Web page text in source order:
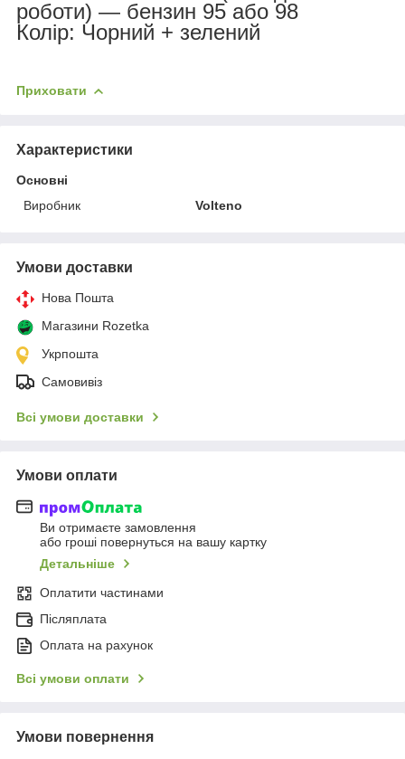
роботи) — бензин 95 або 98
Колір: Чорний + зелений
Приховати
Характеристики
Основні
Виробник
Volteno
Умови доставки
Нова Пошта
Магазини Rozetka
Укрпошта
Самовивіз
Всі умови доставки
Умови оплати
Ви отримаєте замовлення
або гроші повернуться на вашу картку
Детальніше
Оплатити частинами
Післяплата
Оплата на рахунок
Всі умови оплати
Умови повернення